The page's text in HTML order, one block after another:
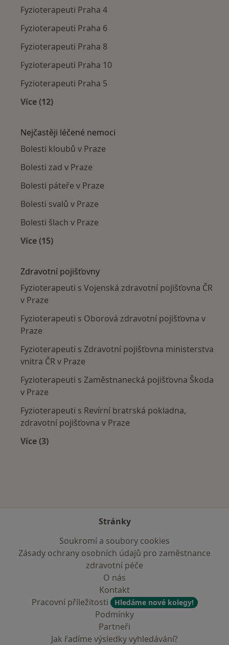
Fyzioterapeuti Praha 4
Fyzioterapeuti Praha 6
Fyzioterapeuti Praha 8
Fyzioterapeuti Praha 10
Fyzioterapeuti Praha 5
Více (12)
Nejčastěji léčené nemoci
Bolesti kloubů v Praze
Bolesti zad v Praze
Bolesti páteře v Praze
Bolesti svalů v Praze
Bolesti šlach v Praze
Více (15)
Zdravotní pojišťovny
Fyzioterapeuti s Vojenská zdravotní pojišťovna ČR
v Praze
Fyzioterapeuti s Oborová zdravotní pojišťovna v
Praze
Fyzioterapeuti s Zdravotní pojišťovna ministerstva
vnitra ČR v Praze
Fyzioterapeuti s Zaměstnanecká pojišťovna Škoda
v Praze
Fyzioterapeuti s Revírní bratrská pokladna,
zdravotní pojišťovna v Praze
Více (3)
Stránky
Soukromí a soubory cookies
Zásady ochrany osobních údajů pro zaměstnance
zdravotní péče
O nás
Kontakt
Pracovní příležitosti
Hledáme nové kolegy!
Podmínky
Partneři
Jak řadíme výsledky vyhledávání?